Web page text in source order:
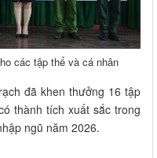
các tập thể và cá nhân
đã khen thưởng 16 tập
thành tích xuất sắc trong
ngũ năm 2026.